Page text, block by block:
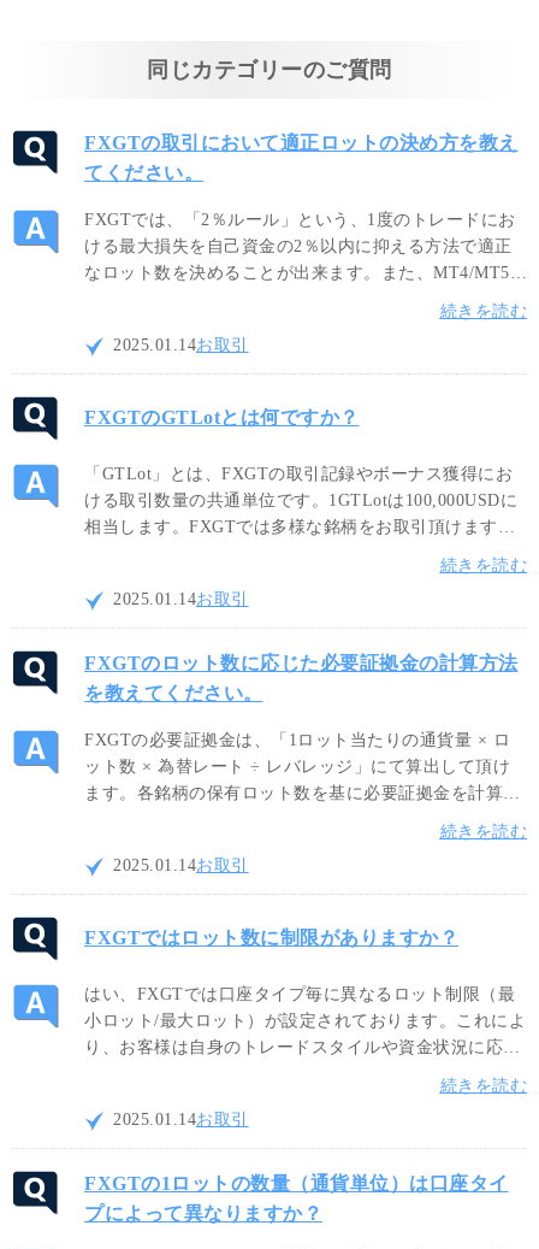
同じカテゴリーのご質問
FXGTの取引において適正ロットの決め方を教え
てください。
FXGTでは、「2％ルール」という、1度のトレードにお
ける最大損失を自己資金の2％以内に抑える方法で適正
なロット数を決めることが出来ます。また、MT4/MT5に
て提供されているボラティリティ系インジケーターを活
用することによって適正ロット数を計算して頂けます。
続きを読む
2025.01.14お取引
FXGTのGTLotとは何ですか？
「GTLot」とは、FXGTの取引記録やボーナス獲得にお
ける取引数量の共通単位です。1GTLotは100,000USDに
相当します。FXGTでは多様な銘柄をお取引頂けますの
で、取引銘柄の単位が異なる場合でも、統一された
GTLotを使用することでトレードサイズを共通の測定基
準で把握することが可能です。
続きを読む
2025.01.14お取引
FXGTのロット数に応じた必要証拠金の計算方法
を教えてください。
FXGTの必要証拠金は、「1ロット当たりの通貨量 × ロ
ット数 × 為替レート ÷ レバレッジ」にて算出して頂け
ます。各銘柄の保有ロット数を基に必要証拠金を計算す
ることが出来ますので、ご自身のリスク許容度に応じた
適切なロットサイズでお取引をお楽しみください。
続きを読む
2025.01.14お取引
FXGTではロット数に制限がありますか？
はい、FXGTでは口座タイプ毎に異なるロット制限（最
小ロット/最大ロット）が設定されております。これによ
り、お客様は自身のトレードスタイルや資金状況に応じ
て適切なロットサイズを選択し、リスク管理しながらよ
り効果的な取引を行って頂くことが可能です。
続きを読む
2025.01.14お取引
FXGTの1ロットの数量（通貨単位）は口座タイ
プによって異なりますか？